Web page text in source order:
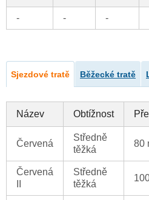
- - -
Sjezdové tratě Běžecké tratě
Název Obtížnost
Červená
Středně
těžká
80
Červená
Středně
těžká